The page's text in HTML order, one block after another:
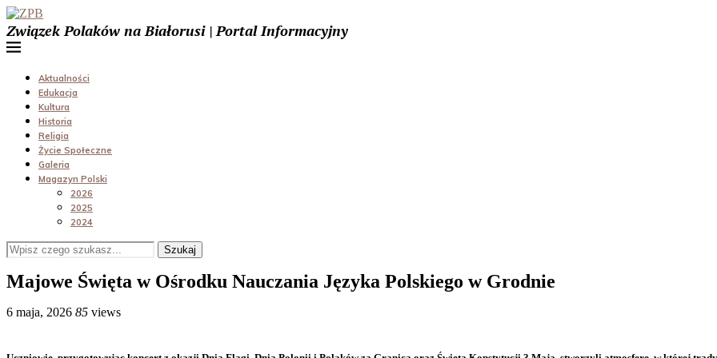
Związek Polaków na Białorusi | Portal Informacyjny
Aktualności
Edukacja
Kultura
Historia
Religia
Życie Społeczne
Galeria
Magazyn Polski
2026
2025
2024
Szukaj
Majowe Święta w Ośrodku Nauczania Języka Polskiego w Grodnie
6 maja, 2026 85 views